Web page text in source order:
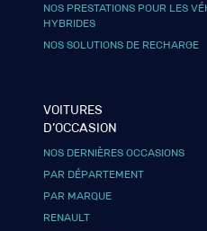
NOS PRESTATIONS POUR LES
HYBRIDES
NOS SOLUTIONS DE RECHARGE
VOITURES
D’OCCASION
NOS DERNIÈRES OCCASIONS
PAR DÉPARTEMENT
PAR MARQUE
RENAULT